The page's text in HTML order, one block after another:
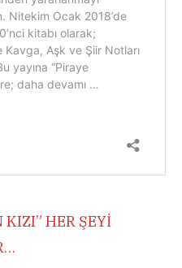
KIZI” HER ŞEYİ